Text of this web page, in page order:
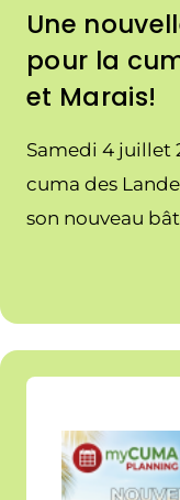
Une
pour la
et Marais!
Samedi 4 juillet
cuma des
son nouveau